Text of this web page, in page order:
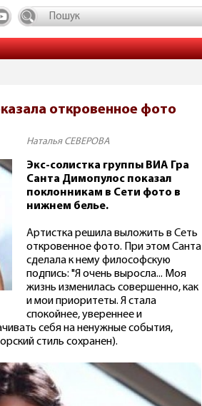
откровенное фото
Наталья СЕВЕРОВА
Экс-солистка группы ВИА Гра
Санта Димопулос показал
поклонникам в Сети фото в
нижнем белье.
Артистка решила выложить в Сеть
откровенное фото. При этом Санта
сделала к нему философскую
подпись: "Я очень выросла... Моя
жизнь изменилась совершенно, как
и мои приоритеты. Я стала
спокойнее, увереннее и
себя на ненужные события,
стиль сохранен).